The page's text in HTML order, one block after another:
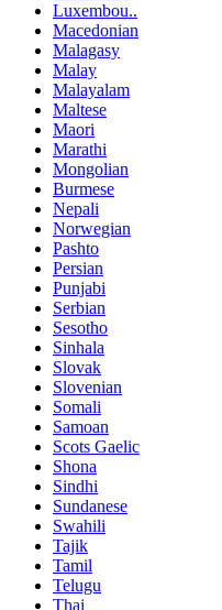
Luxembou..
Macedonian
Malagasy
Malay
Malayalam
Maltese
Maori
Marathi
Mongolian
Burmese
Nepali
Norwegian
Pashto
Persian
Punjabi
Serbian
Sesotho
Sinhala
Slovak
Slovenian
Somali
Samoan
Scots Gaelic
Shona
Sindhi
Sundanese
Swahili
Tajik
Tamil
Telugu
Thai